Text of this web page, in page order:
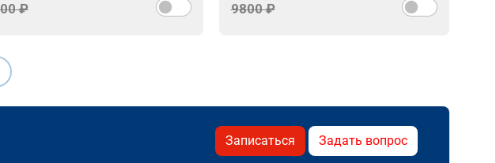
₽ 9800 ₽
Записаться Задать вопрос